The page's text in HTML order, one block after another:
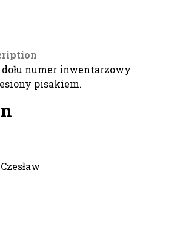
numer inwentarzowy
pisakiem.